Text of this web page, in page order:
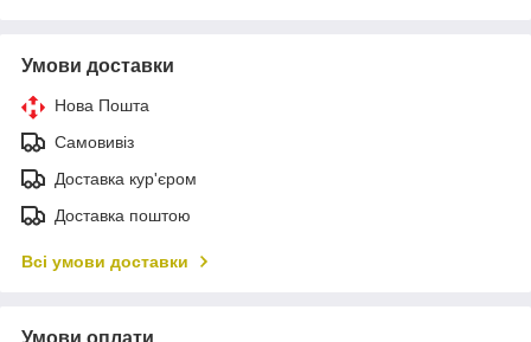
Умови доставки
Нова Пошта
Самовивіз
Доставка кур'єром
Доставка поштою
Всі умови доставки
Умови оплати